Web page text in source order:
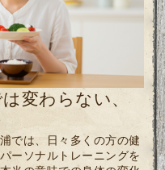
変わらない、
では、日々多くの方の健
ーソナルトレーニングを